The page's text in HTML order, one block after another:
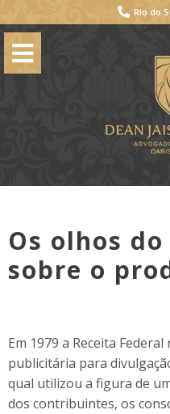
Rio do
Os olhos
sobre o
Em 1979 a Receita
publicitária para
qual utilizou a figura de
dos contribuintes, os